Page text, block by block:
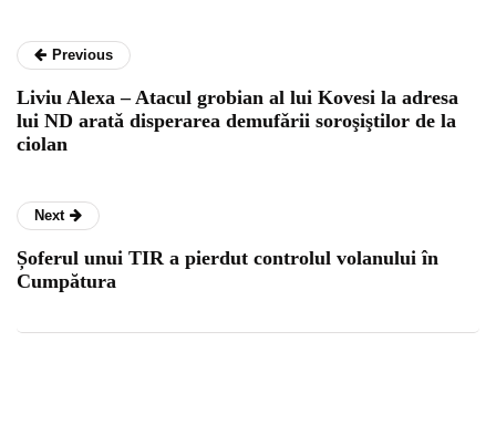
Previous
Liviu Alexa – Atacul grobian al lui Kovesi la adresa
lui ND aratǎ disperarea demufǎrii soroşiştilor de la
ciolan
Next
Șoferul unui TIR a pierdut controlul volanului în
Cumpătura